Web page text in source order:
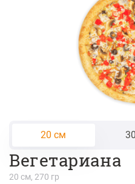
765 ₽
280 ₽
Куриные
Наггетсы
20 см
Вегетариана
20 см, 270 гр